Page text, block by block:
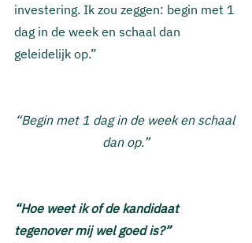
investering. Ik zou zeggen: begin met 1
dag in de week en schaal dan
geleidelijk op.”
“Begin met 1 dag in de week en schaal
dan op.”
“Hoe weet ik of de kandidaat
tegenover mij wel goed is?”